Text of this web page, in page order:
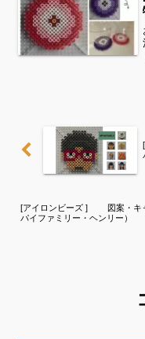
[アイロンビーズ ] 図案・キ
パイファミリー・ヘンリー）